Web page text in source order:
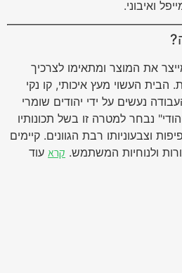
ואיבוני.
את המוצר ומתאימו לצרכיך
הבית העשוי מעץ איכותי, קו נקי
נעשים על ידי יהודים שומרי
נבחר למטרה זו בשל תכונותיו
וצבעוניותו רבת הגוונים. קיימים
ולנוחיות המשתמש. קרא עוד